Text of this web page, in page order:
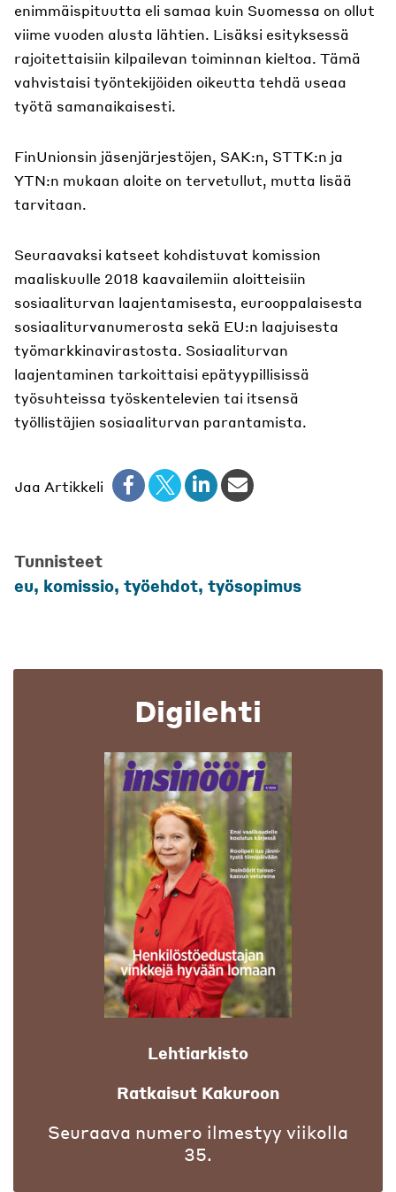
enimmäispituutta eli samaa kuin Suomessa on ollut
viime vuoden alusta lähtien. Lisäksi esityksessä
rajoitettaisiin kilpailevan toiminnan kieltoa. Tämä
vahvistaisi työntekijöiden oikeutta tehdä useaa
työtä samanaikaisesti.
FinUnionsin jäsenjärjestöjen, SAK:n, STTK:n ja
YTN:n mukaan aloite on tervetullut, mutta lisää
tarvitaan.
Seuraavaksi katseet kohdistuvat komission
maaliskuulle 2018 kaavailemiin aloitteisiin
sosiaaliturvan laajentamisesta, eurooppalaisesta
sosiaaliturvanumerosta sekä EU:n laajuisesta
työmarkkinavirastosta. Sosiaaliturvan
laajentaminen tarkoittaisi epätyypillisissä
työsuhteissa työskentelevien tai itsensä
työllistäjien sosiaaliturvan parantamista.
Jaa Artikkeli
Tunnisteet
eu, komissio, työehdot, työsopimus
Digilehti
Lehtiarkisto
Ratkaisut Kakuroon
Seuraava numero ilmestyy viikolla
35.